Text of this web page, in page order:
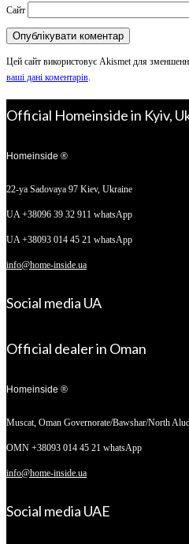
Сайт
Цей сайт використовує Akismet для
ваші дані коментарів.
Official Homeinside in Kyiv,
Homeinside ®
22-ya Sadovaya 97 Kiev, Ukraine
UA +38096 39 32 911 whatsApp
UA +38093 014 45 21 whatsApp
info@home-inside.ua
Social media UA
Official dealer in Oman
Homeinside ®
Muscat, Oman Governorate/Bawshar/North
OMN +38093 014 45 21 whatsApp
info@home-inside.ua
Social media UAE